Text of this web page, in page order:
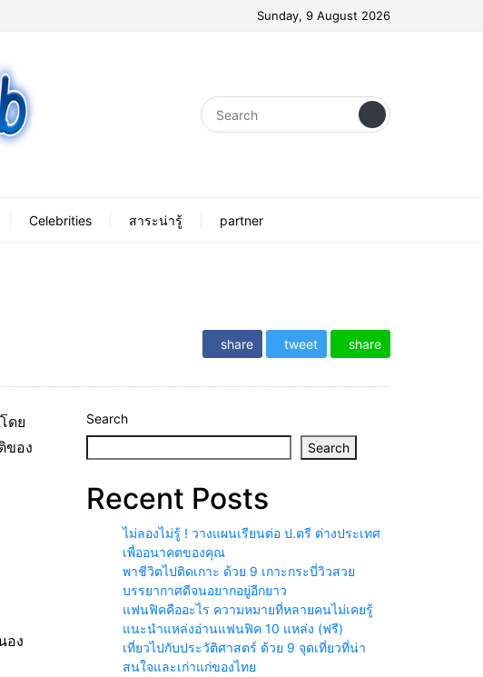
Sunday, 9 August 2026
Celebrities สาระน่ารู้ partner
share tweet share
ดย
ของ
อง
Search
Search
Recent Posts
ไม่ลองไม่รู้ ! วางแผนเรียนต่อ ป.ตรี ต่างประเทศ
เพื่ออนาคตของคุณ
พาชีวิตไปติดเกาะ ด้วย 9 เกาะกระบี่วิวสวย
บรรยากาศดีจนอยากอยู่อีกยาว
แฟนฟิคคืออะไร ความหมายที่หลายคนไม่เคยรู้
แนะนำแหล่งอ่านแฟนฟิค 10 แหล่ง (ฟรี)
เที่ยวไปกับประวัติศาสตร์ ด้วย 9 จุดเที่ยวที่น่า
สนใจและเก่าแก่ของไทย